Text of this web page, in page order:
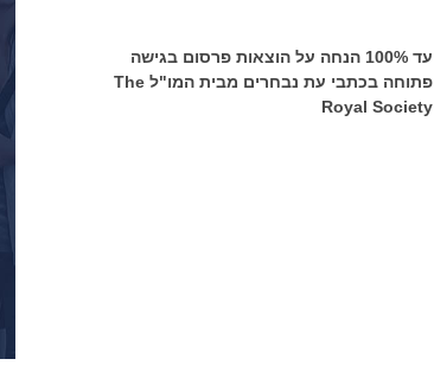
עד 100% הנחה על הוצאות פרסום בגישה
פתוחה בכתבי עת נבחרים מבית המו"ל The
Royal Society